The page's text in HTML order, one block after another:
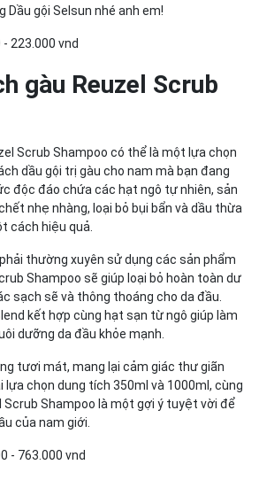
Dầu gội Selsun nhé anh em!
223.000 vnd
gàu Reuzel Scrub
Scrub Shampoo có thể là một lựa chọn
dầu gội trị gàu cho nam mà bạn đang
độc đáo chứa các hạt ngô tự nhiên, sản
nhẹ nhàng, loại bỏ bụi bẩn và dầu thừa
cách hiệu quả.
thường xuyên sử dụng các sản phẩm
Shampoo sẽ giúp loại bỏ hoàn toàn dư
sạch sẽ và thông thoáng cho da đầu.
kết hợp cùng hạt sạn từ ngô giúp làm
dưỡng da đầu khỏe mạnh.
tươi mát, mang lại cảm giác thư giãn
lựa chọn dung tích 350ml và 1000ml, cùng
Scrub Shampoo là một gợi ý tuyệt vời để
của nam giới.
- 763.000 vnd